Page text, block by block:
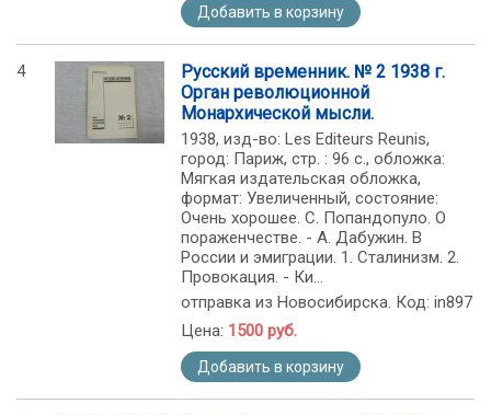
Добавить в корзину
4
Русский временник. № 2 1938 г.
Орган революционной
Монархической мысли.
1938, изд-во: Les Editeurs Reunis,
город: Париж, стр. : 96 c., обложка:
Мягкая издательская обложка,
формат: Увеличенный, состояние:
Очень хорошее. С. Попандопуло. О
пораженчестве. - А. Дабужин. В
России и эмиграции. 1. Сталинизм. 2.
Провокация. - Ки...
отправка из Новосибирска. Код: in897
Цена: 1500 руб.
Добавить в корзину